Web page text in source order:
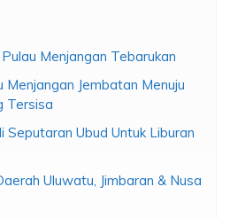
Menjangan Tebarukan
Jembatan Menuju
Tersisa
Seputaran Ubud Untuk Liburan
Uluwatu, Jimbaran & Nusa